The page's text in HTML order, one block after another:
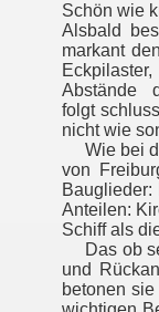
Schön wie
Alsbald
markant
Abstände
folgt
nicht wie
Wie bei
von
Anteilen:
Schiff als
Das ob
und
betonen